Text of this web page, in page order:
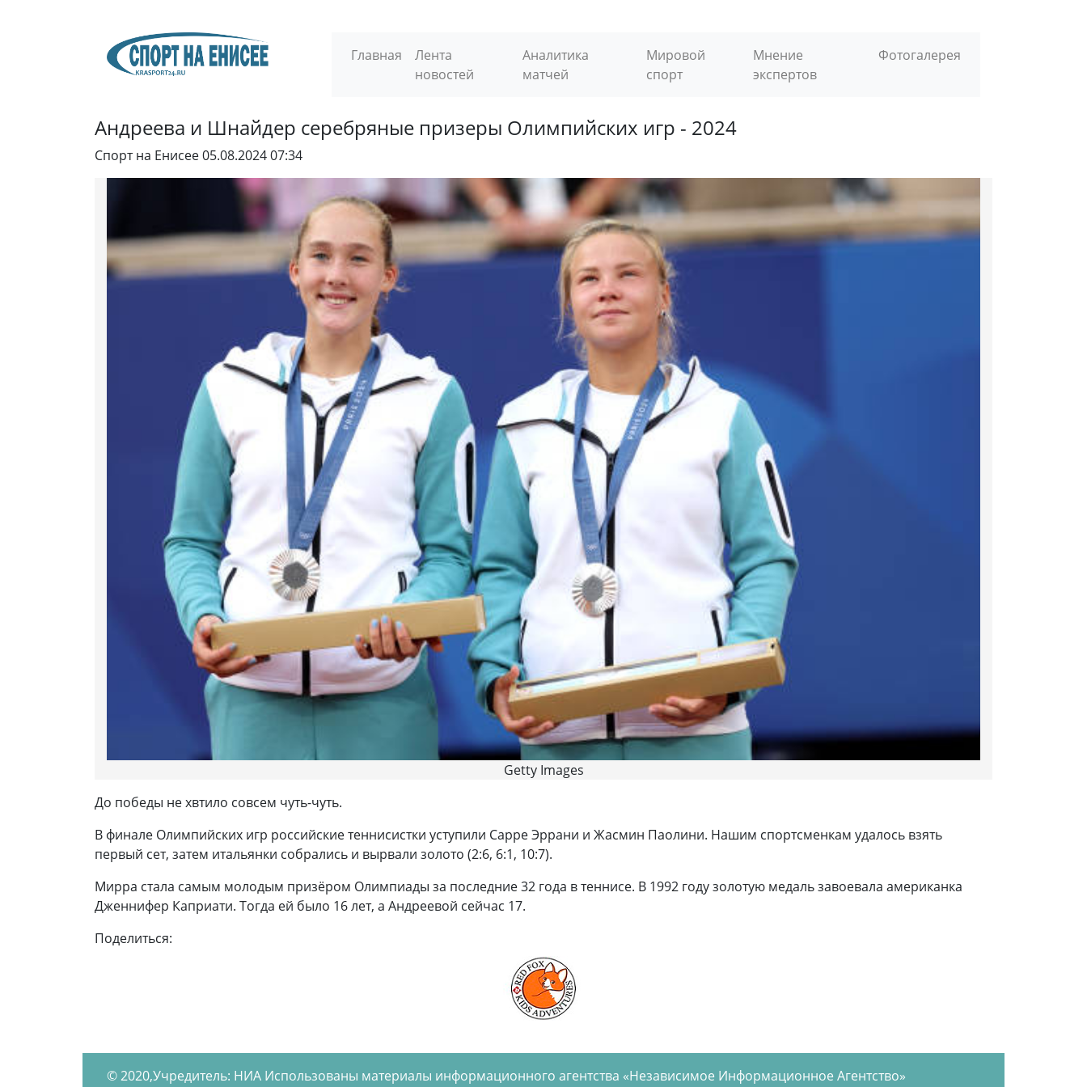
Главная
Лента
новостей
Аналитика
матчей
Мировой
спорт
Мнение
экспертов
Фотогалерея
Андреева и Шнайдер серебряные призеры Олимпийских игр - 2024
Спорт на Енисее05.08.2024 07:34
Getty Images
До победы не хвтило совсем чуть-чуть.
В финале Олимпийских игр российские теннисистки уступили Сарре Эррани и Жасмин Паолини. Нашим спортсменкам удалось взять
первый сет, затем итальянки собрались и вырвали золото (2:6, 6:1, 10:7).
Мирра стала самым молодым призёром Олимпиады за последние 32 года в теннисе. В 1992 году золотую медаль завоевала американка
Дженнифер Каприати. Тогда ей было 16 лет, а Андреевой сейчас 17.
Поделиться:
© 2020,Учредитель: НИА Использованы материалы информационного агентства «Независимое Информационное Агентство»